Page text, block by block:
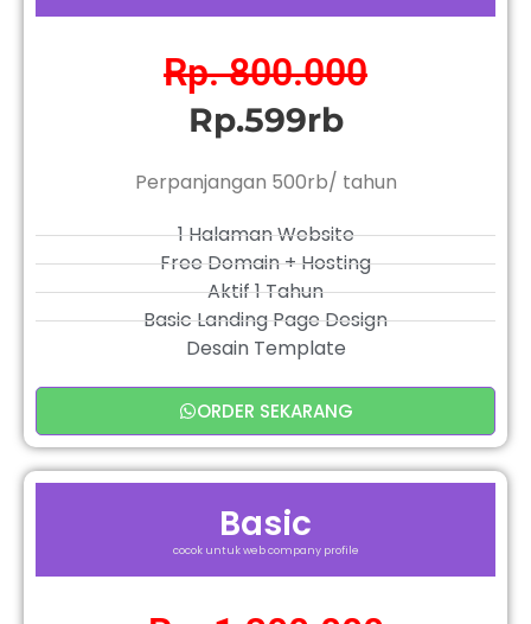
Rp. 800.000
Rp.599rb
Perpanjangan 500rb/ tahun
1 Halaman Website
Free Domain + Hosting
Aktif 1 Tahun
Basic Landing Page Design
Desain Template
ORDER SEKARANG
Basic
cocok untuk web company profile